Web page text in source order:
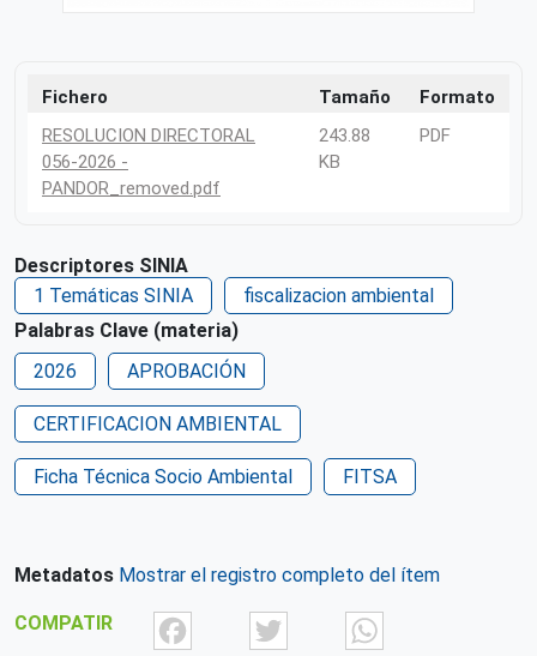
Fichero Tamaño
Formato
RESOLUCION DIRECTORAL
056-2026 -
PANDOR_removed.pdf
243.88
KB
PDF
Descriptores SINIA
1 Temáticas SINIA
fiscalizacion ambiental
Palabras Clave (materia)
2026
APROBACIÓN
CERTIFICACION AMBIENTAL
Ficha Técnica Socio Ambiental FITSA
Metadatos Mostrar el registro completo del ítem
COMPATIR FacebookTwitter